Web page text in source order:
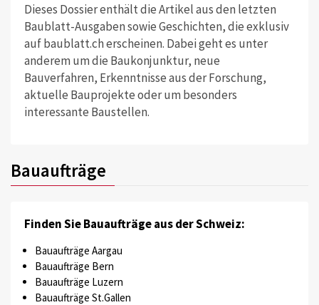
Dieses Dossier enthält die Artikel aus den letzten
Baublatt-Ausgaben sowie Geschichten, die exklusiv
auf baublatt.ch erscheinen. Dabei geht es unter
anderem um die Baukonjunktur, neue
Bauverfahren, Erkenntnisse aus der Forschung,
aktuelle Bauprojekte oder um besonders
interessante Baustellen.
Bauaufträge
Finden Sie Bauaufträge aus der Schweiz:
Bauaufträge Aargau
Bauaufträge Bern
Bauaufträge Luzern
Bauaufträge St.Gallen